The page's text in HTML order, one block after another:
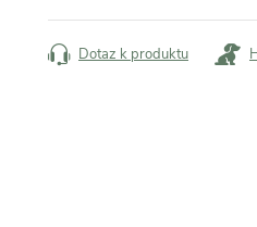
cena:
Dotaz k produktu